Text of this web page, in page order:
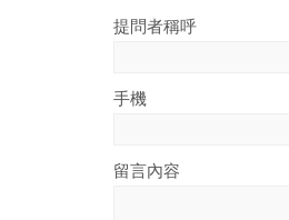
提問者稱呼
手機
留言內容